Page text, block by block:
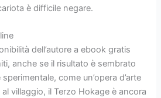
è difficile negare.
dell’autore a ebook gratis
anche se il risultato è sembrato
come un’opera d’arte
villaggio, il Terzo Hokage è ancora